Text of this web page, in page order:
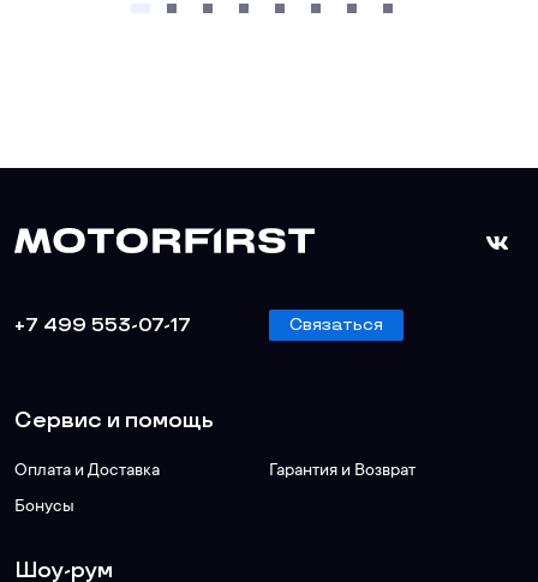
+7 499 553-07-17 Связаться
Сервис и помощь
Оплата и Доставка
Гарантия и Возврат
Бонусы
Шоу-рум